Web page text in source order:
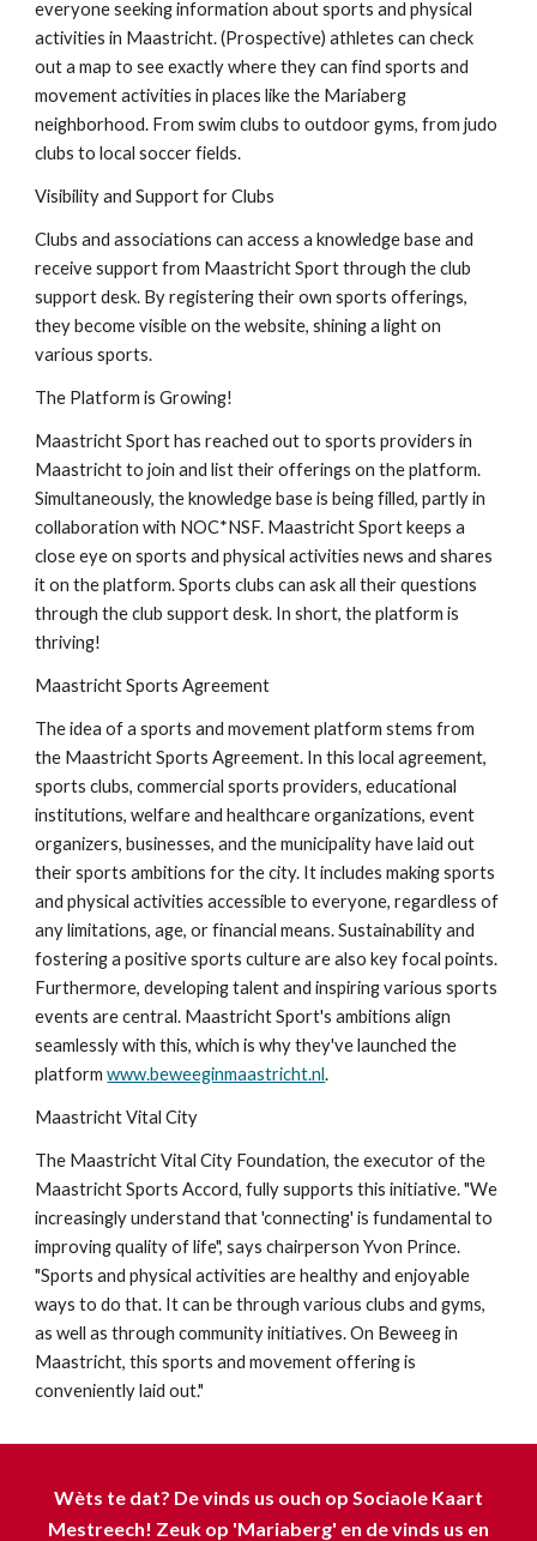
everyone seeking information about sports and physical
activities in Maastricht. (Prospective) athletes can check
out a map to see exactly where they can find sports and
movement activities in places like the Mariaberg
neighborhood. From swim clubs to outdoor gyms, from judo
clubs to local soccer fields.
Visibility and Support for Clubs
Clubs and associations can access a knowledge base and
receive support from Maastricht Sport through the club
support desk. By registering their own sports offerings,
they become visible on the website, shining a light on
various sports.
The Platform is Growing!
Maastricht Sport has reached out to sports providers in
Maastricht to join and list their offerings on the platform.
Simultaneously, the knowledge base is being filled, partly in
collaboration with NOC*NSF. Maastricht Sport keeps a
close eye on sports and physical activities news and shares
it on the platform. Sports clubs can ask all their questions
through the club support desk. In short, the platform is
thriving!
Maastricht Sports Agreement
The idea of a sports and movement platform stems from
the Maastricht Sports Agreement. In this local agreement,
sports clubs, commercial sports providers, educational
institutions, welfare and healthcare organizations, event
organizers, businesses, and the municipality have laid out
their sports ambitions for the city. It includes making sports
and physical activities accessible to everyone, regardless of
any limitations, age, or financial means. Sustainability and
fostering a positive sports culture are also key focal points.
Furthermore, developing talent and inspiring various sports
events are central. Maastricht Sport's ambitions align
seamlessly with this, which is why they've launched the
platformwww.beweeginmaastricht.nl.
Maastricht Vital City
The Maastricht Vital City Foundation, the executor of the
Maastricht Sports Accord, fully supports this initiative. "We
increasingly understand that 'connecting' is fundamental to
improving quality of life", says chairperson Yvon Prince.
"Sports and physical activities are healthy and enjoyable
ways to do that. It can be through various clubs and gyms,
as well as through community initiatives. On Beweeg in
Maastricht, this sports and movement offering is
conveniently laid out."
Wèts te dat? De vinds us ouch op Sociaole Kaart
Mestreech! Zeuk op 'Mariaberg' en de vinds us en